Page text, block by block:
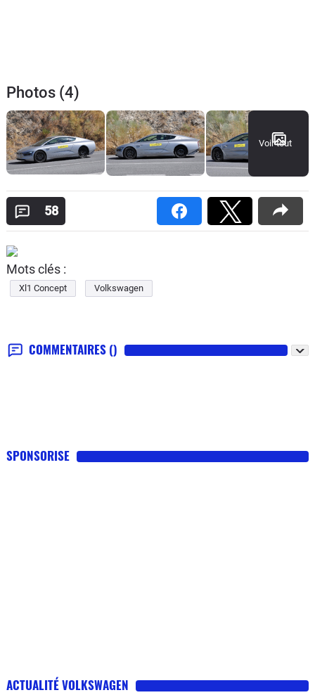
Photos (4)
Voir tout
58
Mots clés :
Xl1 Concept Volkswagen
COMMENTAIRES ()
SPONSORISE
ACTUALITÉ VOLKSWAGEN